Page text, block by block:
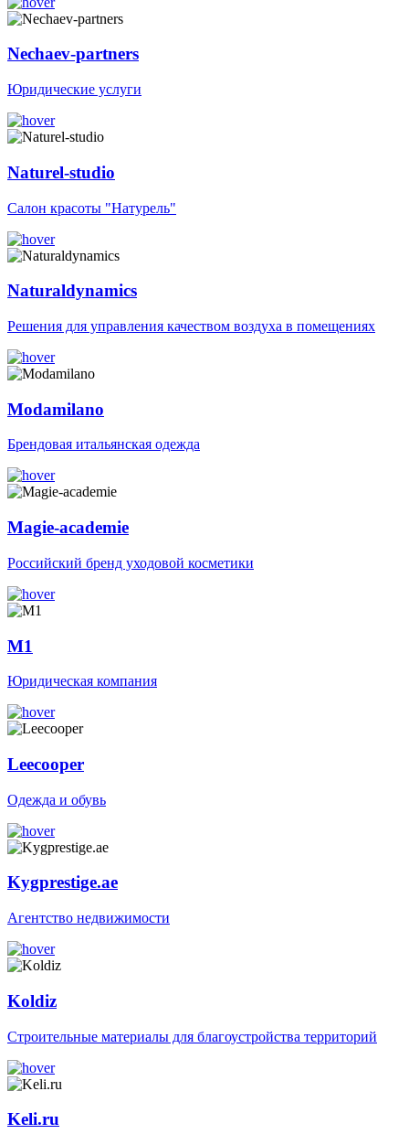
Nechaev-partners
Юридические услуги
Naturel-studio
Салон красоты "Натурель"
Naturaldynamics
Решения для управления качеством воздуха в помещениях
Modamilano
Брендовая итальянская одежда
Magie-academie
Российский бренд уходовой косметики
M1
Юридическая компания
Leecooper
Одежда и обувь
Kygprestige.ae
Агентство недвижимости
Koldiz
Строительные материалы для благоустройства территорий
Keli.ru